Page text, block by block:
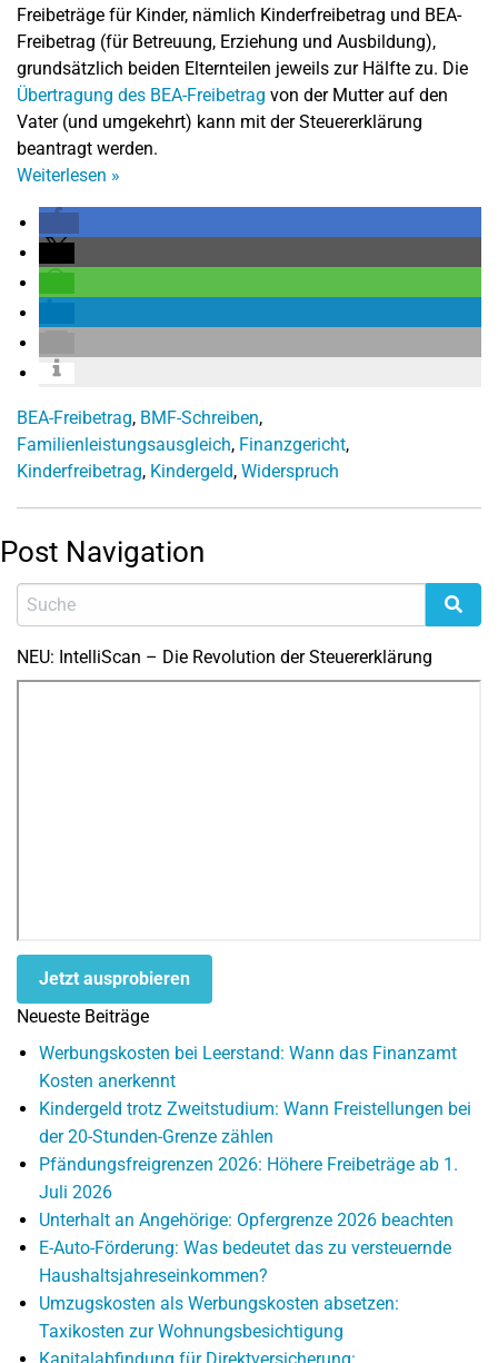
Freibeträge für Kinder, nämlich Kinderfreibetrag und BEA-
Freibetrag (für Betreuung, Erziehung und Ausbildung),
grundsätzlich beiden Elternteilen jeweils zur Hälfte zu. Die
Übertragung des BEA-Freibetrag von der Mutter auf den
Vater (und umgekehrt) kann mit der Steuererklärung
beantragt werden.
Weiterlesen »
BEA-Freibetrag, BMF-Schreiben,
Familienleistungsausgleich, Finanzgericht,
Kinderfreibetrag, Kindergeld, Widerspruch
Post Navigation
NEU: IntelliScan – Die Revolution der Steuererklärung
Jetzt ausprobieren
Neueste Beiträge
Werbungskosten bei Leerstand: Wann das Finanzamt
Kosten anerkennt
Kindergeld trotz Zweitstudium: Wann Freistellungen bei
der 20-Stunden-Grenze zählen
Pfändungsfreigrenzen 2026: Höhere Freibeträge ab 1.
Juli 2026
Unterhalt an Angehörige: Opfergrenze 2026 beachten
E-Auto-Förderung: Was bedeutet das zu versteuernde
Haushaltsjahreseinkommen?
Umzugskosten als Werbungskosten absetzen:
Taxikosten zur Wohnungsbesichtigung